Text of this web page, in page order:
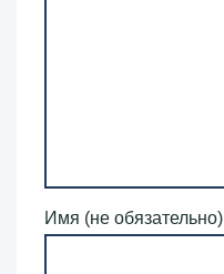
Имя (не обязательно)